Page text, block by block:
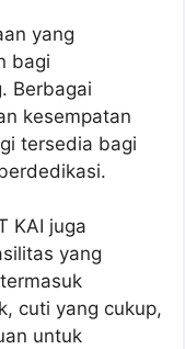
yang
bagi
Berbagai
kesempatan
tersedia bagi
KAI juga
yang
cuti yang cukup,
untuk